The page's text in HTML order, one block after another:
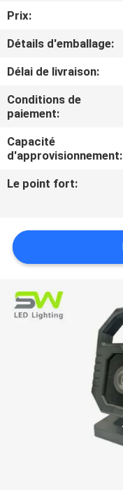
DE
L'USINE
CONTRÔLE
DE
QUALITÉ
NOUS
CONTACTER
NOUVELLES
Prix:
Détails d'emballage:
Délai de livraison:
Conditions de
paiement:
Capacité
d'approvisionnement:
Le point fort: